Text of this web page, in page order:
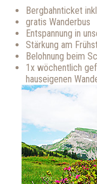
Bergbahnticket
gratis Wanderbus
Entspannung in
Stärkung am
Belohnung beim
1x wöchentlich
hauseigenen